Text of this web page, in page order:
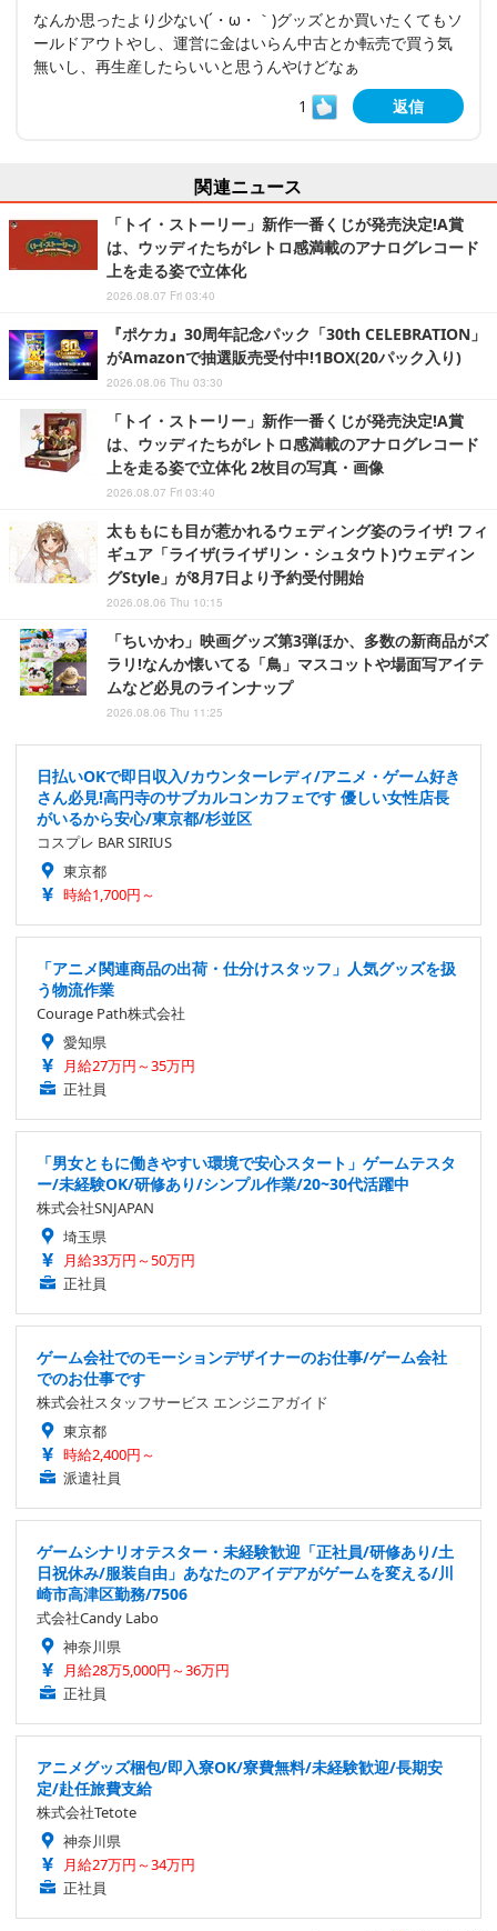
なんか思ったより少ない(´・ω・｀)グッズとか買いたくてもソ
ールドアウトやし、運営に金はいらん中古とか転売で買う気
無いし、再生産したらいいと思うんやけどなぁ
1
返信
関連ニュース
「トイ・ストーリー」新作一番くじが発売決定!A賞
は、ウッディたちがレトロ感満載のアナログレコード
上を走る姿で立体化
2026.08.07 Fri 03:40
『ポケカ』30周年記念パック「30th CELEBRATION」
がAmazonで抽選販売受付中!1BOX(20パック入り)
2026.08.06 Thu 03:30
「トイ・ストーリー」新作一番くじが発売決定!A賞
は、ウッディたちがレトロ感満載のアナログレコード
上を走る姿で立体化 2枚目の写真・画像
2026.08.07 Fri 03:40
太ももにも目が惹かれるウェディング姿のライザ! フィ
ギュア「ライザ(ライザリン・シュタウト)ウェディン
グStyle」が8月7日より予約受付開始
2026.08.06 Thu 10:15
「ちいかわ」映画グッズ第3弾ほか、多数の新商品がズ
ラリ!なんか懐いてる「鳥」マスコットや場面写アイテ
ムなど必見のラインナップ
2026.08.06 Thu 11:25
日払いOKで即日収入/カウンターレディ/アニメ・ゲーム好き
さん必見!高円寺のサブカルコンカフェです 優しい女性店長
がいるから安心/東京都/杉並区
コスプレ BAR SIRIUS
東京都
時給1,700円～
「アニメ関連商品の出荷・仕分けスタッフ」人気グッズを扱
う物流作業
Courage Path株式会社
愛知県
月給27万円～35万円
正社員
「男女ともに働きやすい環境で安心スタート」ゲームテスタ
ー/未経験OK/研修あり/シンプル作業/20~30代活躍中
株式会社SNJAPAN
埼玉県
月給33万円～50万円
正社員
ゲーム会社でのモーションデザイナーのお仕事/ゲーム会社
でのお仕事です
株式会社スタッフサービス エンジニアガイド
東京都
時給2,400円～
派遣社員
ゲームシナリオテスター・未経験歓迎「正社員/研修あり/土
日祝休み/服装自由」あなたのアイデアがゲームを変える/川
崎市高津区勤務/7506
式会社Candy Labo
神奈川県
月給28万5,000円～36万円
正社員
アニメグッズ梱包/即入寮OK/寮費無料/未経験歓迎/長期安
定/赴任旅費支給
株式会社Tetote
神奈川県
月給27万円～34万円
正社員